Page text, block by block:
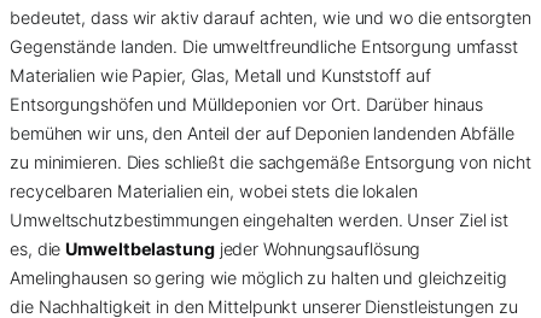
bedeutet, dass wir aktiv darauf achten, wie und wo die entsorgten
Gegenstände landen. Die umweltfreundliche Entsorgung umfasst
Materialien wie Papier, Glas, Metall und Kunststoff auf
Entsorgungshöfen und Mülldeponien vor Ort. Darüber hinaus
bemühen wir uns, den Anteil der auf Deponien landenden Abfälle
zu minimieren. Dies schließt die sachgemäße Entsorgung von nicht
recycelbaren Materialien ein, wobei stets die lokalen
Umweltschutzbestimmungen eingehalten werden. Unser Ziel ist
es, dieUmweltbelastungjeder Wohnungsauflösung
Amelinghausen so gering wie möglich zu halten und gleichzeitig
die Nachhaltigkeit in den Mittelpunkt unserer Dienstleistungen zu